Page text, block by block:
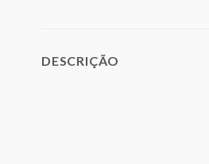
DESCRIÇÃO